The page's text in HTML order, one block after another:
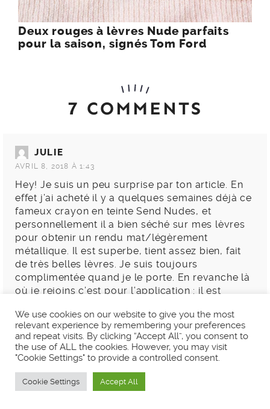
Deux rouges à lèvres Nude parfaits
pour la saison, signés Tom Ford
7 COMMENTS
JULIE
AVRIL 8, 2018 À 1:43
Hey! Je suis un peu surprise par ton article. En
effet j’ai acheté il y a quelques semaines déjà ce
fameux crayon en teinte Send Nudes, et
personnellement il a bien séché sur mes lèvres
pour obtenir un rendu mat/légèrement
métallique. Il est superbe, tient assez bien, fait
de très belles lèvres. Je suis toujours
complimentée quand je le porte. En revanche là
où je rejoins c’est pour l’application : il est
difficile, mais je m’en malgré tout.
Peut-être y a t-il eu un soucis avec tes crayons
? Même si c’est très peu probable, je suis
surprise qu’ils ne sèchent pas du tout et gardent
leur texture crémeuse.
Bonne soirée à toi, en espérant une réponse de
We use cookies on our website to give you the most
relevant experience by remembering your preferences
and repeat visits. By clicking “Accept All”, you consent to
the use of ALL the cookies. However, you may visit
"Cookie Settings" to provide a controlled consent.
Cookie Settings Accept All